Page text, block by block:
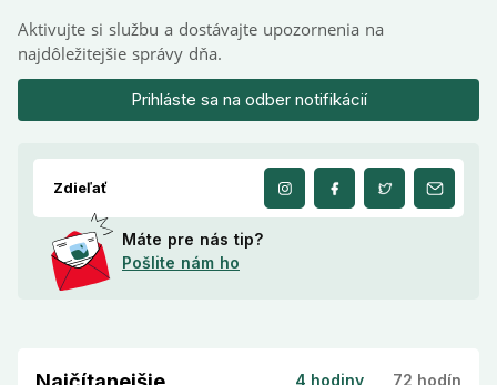
Aktivujte si službu a dostávajte upozornenia na
najdôležitejšie správy dňa.
Prihláste sa na odber notifikácií
Zdieľať
Máte pre nás tip?
Pošlite nám ho
4 hodiny 72 hodín